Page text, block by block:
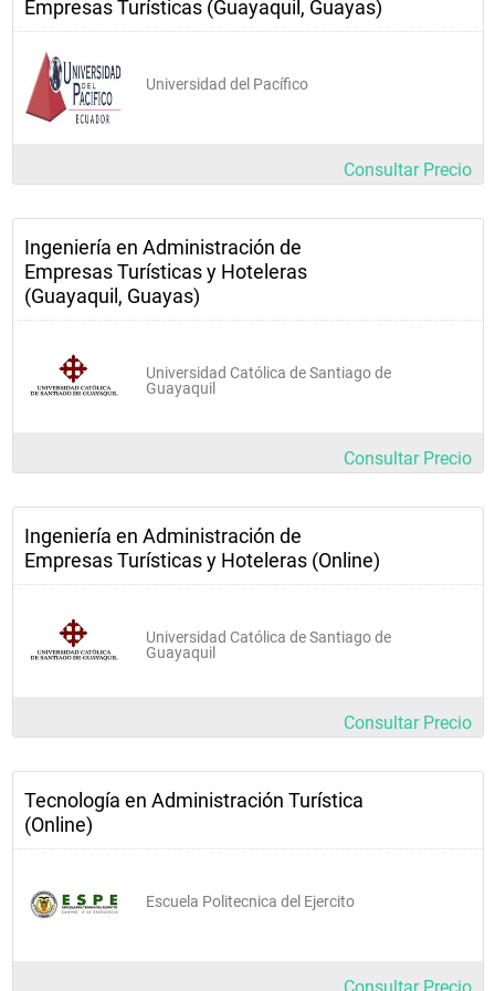
Agencias de desarrollo turístico
Cruceros
Empresas Turísticas (Guayaquil, Guayas)
Universidad del Pacífico
Consultar Precio
Ingeniería en Administración de
Empresas Turísticas y Hoteleras
(Guayaquil, Guayas)
Universidad Católica de Santiago de
Guayaquil
Consultar Precio
Ingeniería en Administración de
Empresas Turísticas y Hoteleras (Online)
Universidad Católica de Santiago de
Guayaquil
Consultar Precio
Tecnología en Administración Turística
(Online)
Escuela Politecnica del Ejercito